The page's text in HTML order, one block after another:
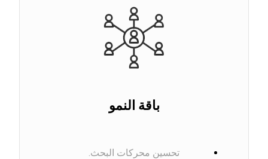
باقة النمو
تحسين محركات البحث.